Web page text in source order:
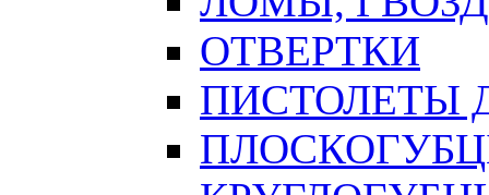
ОТВЕРТКИ
ПИСТОЛЕТЫ